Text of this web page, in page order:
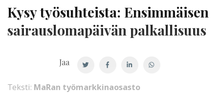
Kysy työsuhteista: Ensimmäisen
sai­raus­lo­ma­päi­vän palkallisuus
Teksti: MaRan työmarkkinaosasto
Jaa